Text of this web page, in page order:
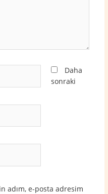
Daha
sonraki
adım, e-posta adresim